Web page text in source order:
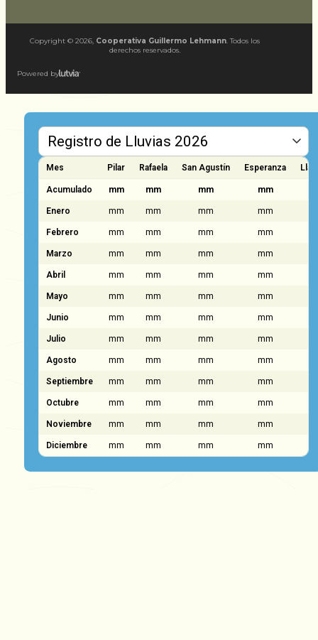
Copyright © 2026, Cooperativa Guillermo Lehmann. Todos los
derechos reservados.
Powered by
Mes Pilar Rafaela San Agustín Esperanza
Acumulado mm mm mm mm
Enero mm mm mm mm
Febrero mm mm mm mm
Marzo mm mm mm mm
Abril mm mm mm mm
Mayo mm mm mm mm
Junio mm mm mm mm
Julio mm mm mm mm
Agosto mm mm mm mm
Septiembre mm mm mm mm
Octubre mm mm mm mm
Noviembre mm mm mm mm
Diciembre mm mm mm mm